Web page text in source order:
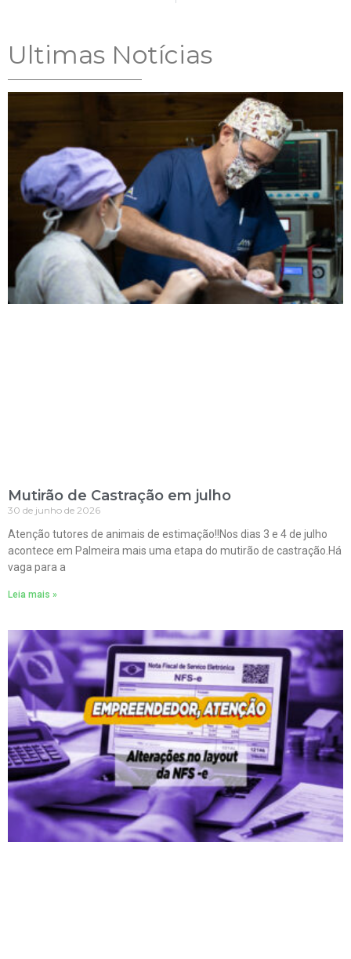
Ultimas Notícias
Mutirão de Castração em julho
30 de junho de 2026
Atenção tutores de animais de estimação!!Nos dias 3 e 4 de julho
acontece em Palmeira mais uma etapa do mutirão de castração.Há
vaga para a
Leia mais »